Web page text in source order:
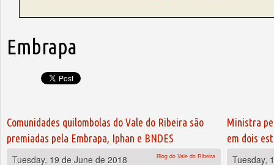
Embrapa
Comunidades quilombolas do Vale do Ribeira são
premiadas pela Embrapa, Iphan e BNDES
Tuesday, 19 de June de 2018
Blog do Vale do Ribeira
Ministra
em dois
Tuesday,